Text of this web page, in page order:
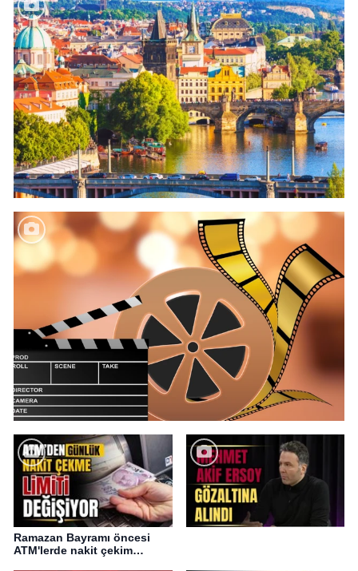
Ramazan Bayramı öncesi
ATM'lerde nakit çekim